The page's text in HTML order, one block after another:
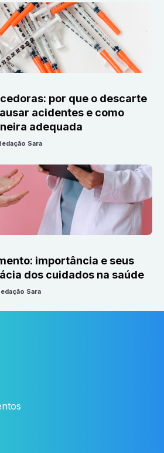
por que o descarte
acidentes e como
adequada
Sara
importância e seus
dos cuidados na saúde
Sara